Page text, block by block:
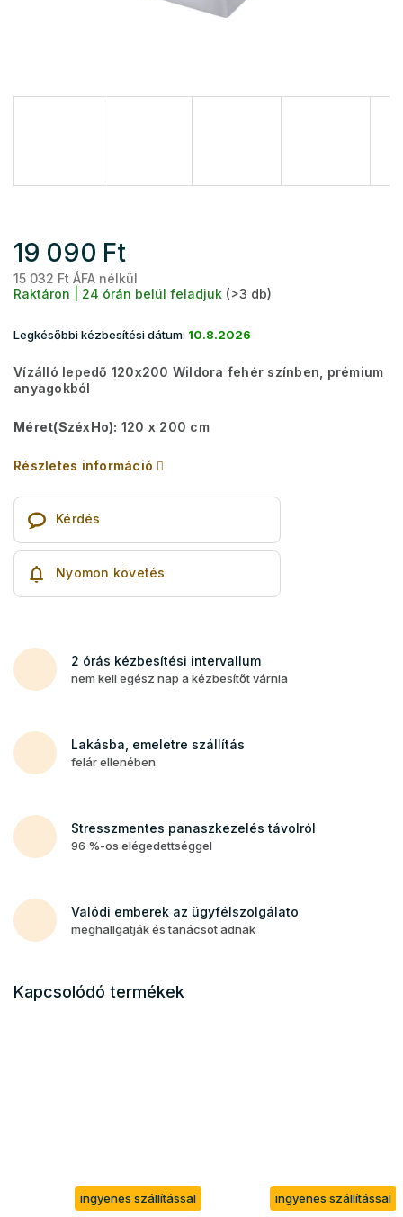
19 090 Ft
15 032 Ft ÁFA nélkül
Raktáron | 24 órán belül feladjuk (>3 db)
Legkésőbbi kézbesítési dátum: 10.8.2026
Vízálló lepedő 120x200 Wildora fehér színben, prémium
anyagokból
Méret(SzéxHo): 120 x 200 cm
Részletes információ
Kérdés
Nyomon követés
2 órás kézbesítési intervallum
nem kell egész nap a kézbesítőt várnia
Lakásba, emeletre szállítás
felár ellenében
Stresszmentes panaszkezelés távolról
96 %-os elégedettséggel
Valódi emberek az ügyfélszolgálato
meghallgatják és tanácsot adnak
Kapcsolódó termékek
ingyenes szállítással ingyenes szállítással